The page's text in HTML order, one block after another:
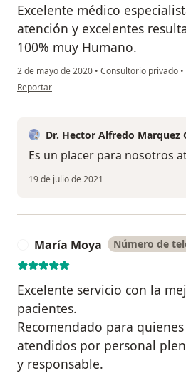
Excelente médico
atención y excelentes
100% muy Humano.
2 de mayo de 2020 • Consultorio privado •
en opinión del usuario Ivan Nowogroder
Reportar
Dr. Hector Alfredo Marquez
Es un placer para nosotros
19 de julio de 2021
María Moya Número de
Excelente servicio con la
pacientes.
Recomendado para
atendidos por personal
y responsable.